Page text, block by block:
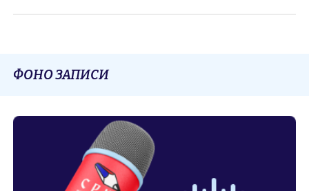
ФОНО ЗАПИСИ